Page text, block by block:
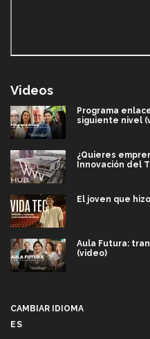
Videos
Programa
siguiente nivel
¿Quieres
Innovación del
El joven que
Aula Futura:
(video)
CAMBIAR IDIOMA
ES